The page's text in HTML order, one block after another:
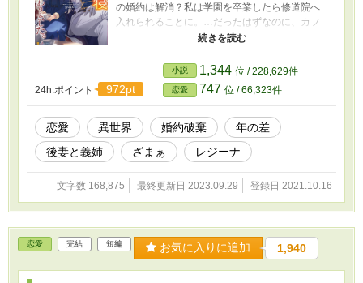
の婚約は解消？私は学園を卒業したら修道院へ
入れられることに。…だったはずなのに、カフ
ェテリアでうたた寝していたら、私の運命は変
24h.ポイント 972pt
小説 1,344 位 / 228,629件
恋愛 747 位 / 66,323件
恋愛 異世界 婚約破棄
年の差
後妻と義姉
ざまぁ レジーナ
文字数 168,875 最終更新日 2023.09.29 登録日 2021.10.16
恋愛 完結 短編 お気に入りに追加 1,940